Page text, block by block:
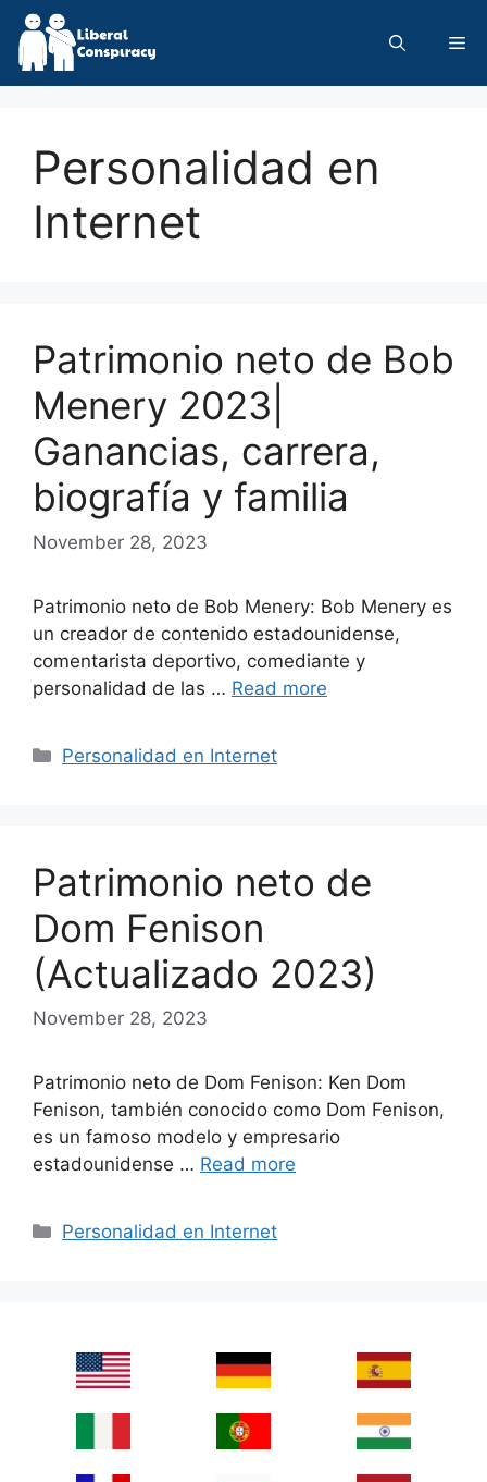
Skip
content
Personalidad en
Internet
Patrimonio neto de Bob
Menery 2023|
Ganancias, carrera,
biografía y familia
November 28, 2023
Patrimonio neto de Bob Menery: Bob Menery es
un creador de contenido estadounidense,
comentarista deportivo, comediante y
personalidad de las … Read more
Categories
Personalidad en Internet
Patrimonio neto de
Dom Fenison
(Actualizado 2023)
November 28, 2023
Patrimonio neto de Dom Fenison: Ken Dom
Fenison, también conocido como Dom Fenison,
es un famoso modelo y empresario
estadounidense … Read more
Categories
Personalidad en Internet